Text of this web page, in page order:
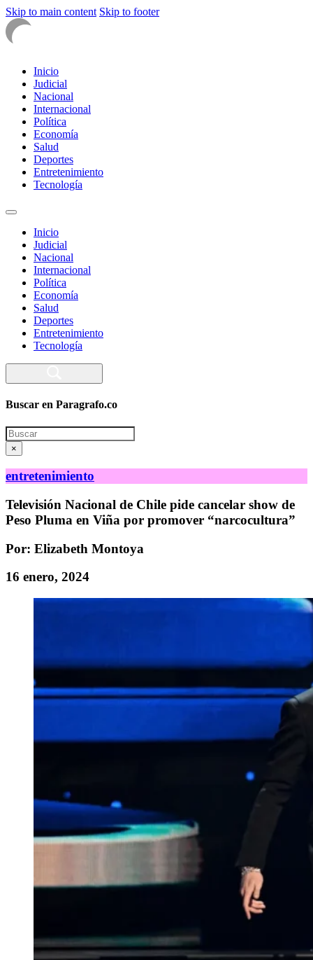
Skip to main content Skip to footer
Inicio
Judicial
Nacional
Internacional
Política
Economía
Salud
Deportes
Entretenimiento
Tecnología
Inicio
Judicial
Nacional
Internacional
Política
Economía
Salud
Deportes
Entretenimiento
Tecnología
Buscar en Paragrafo.co
Search
×
entretenimiento
Televisión Nacional de Chile pide cancelar show de
Peso Pluma en Viña por promover “narcocultura”
Por: Elizabeth Montoya
16 enero, 2024